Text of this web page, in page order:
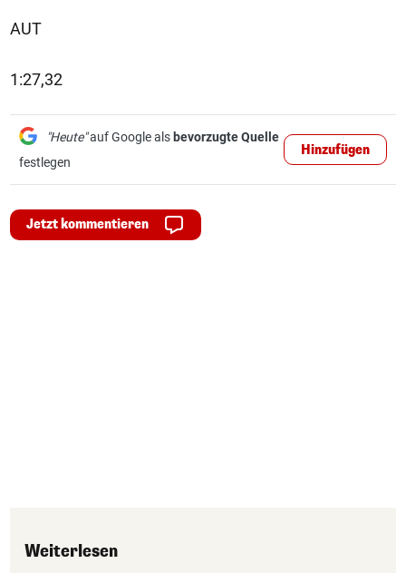
AUT
1:27,32
"Heute"auf Google als bevorzugte Quelle
festlegen
Hinzufügen
Jetzt kommentieren
Weiterlesen